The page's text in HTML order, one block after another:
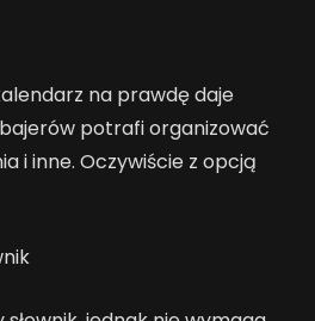
na prawdę daje
potrafi organizować
i inne. Oczywiście z opcją